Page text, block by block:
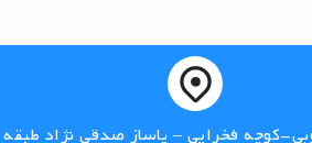
کوچه فخرایی – پاساز صدقی نژاد طبقه